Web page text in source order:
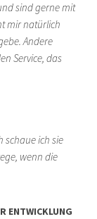
sind gerne mit
mir natürlich
Andere
Service, das
schaue ich sie
wenn die
ENTWICKLUNG